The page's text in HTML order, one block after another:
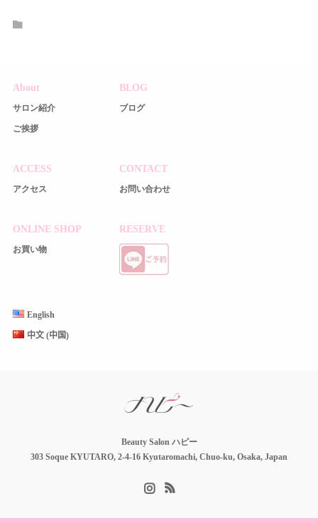
About
サロン紹介
ご挨拶
BLOG
ブログ
ACCESS
アクセス
CONTACT
お問い合わせ
ONLINE SHOP
お買い物
RESERVE
English
中文 (中国)
Beauty Salon ハピー
303 Soque KYUTARO, 2-4-16 Kyutaromachi, Chuo-ku, Osaka, Japan